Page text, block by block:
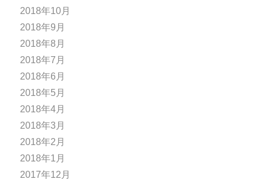
2018年10月
2018年9月
2018年8月
2018年7月
2018年6月
2018年5月
2018年4月
2018年3月
2018年2月
2018年1月
2017年12月